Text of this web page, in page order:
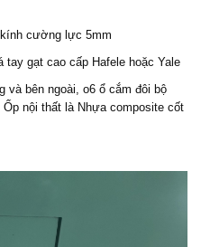
cường lực 5mm
gạt cao cấp Hafele hoặc Yale
và bên ngoài, o6 ổ cắm đôi bộ
nội thất là Nhựa composite cốt